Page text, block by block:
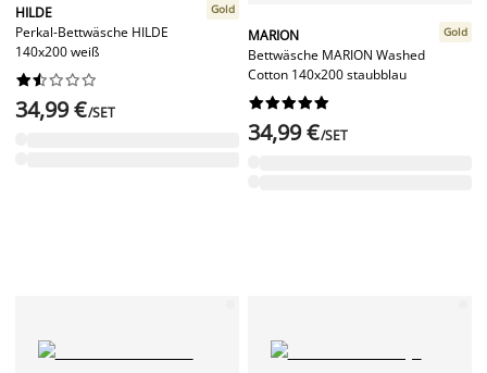
HILDE
Perkal-Bettwäsche HILDE
140x200 weiß
Gold






34,99 €/SET
MARION
Bettwäsche MARION Washed
Cotton 140x200 staubblau
Gold






34,99 €/SET